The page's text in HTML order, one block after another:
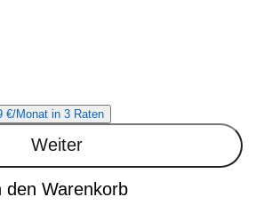
€/Monat in 3 Raten
Weiter
den Warenkorb